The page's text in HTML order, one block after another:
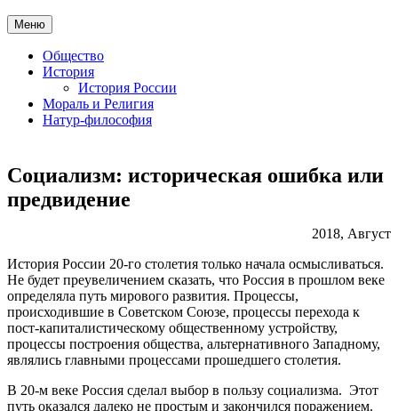
Меню
Общество
История
История России
Мораль и Религия
Натур-философия
Социализм: историческая ошибка или
предвидение
2018, Август
История России 20-го столетия только начала осмысливаться.
Не будет преувеличением сказать, что Россия в прошлом веке
определяла путь мирового развития. Процессы,
происходившие в Советском Союзе, процессы перехода к
пост-капиталистическому общественному устройству,
процессы построения общества, альтернативного Западному,
являлись главными процессами прошедшего столетия.
В 20-м веке Россия сделал выбор в пользу социализма. Этот
путь оказался далеко не простым и закончился поражением.